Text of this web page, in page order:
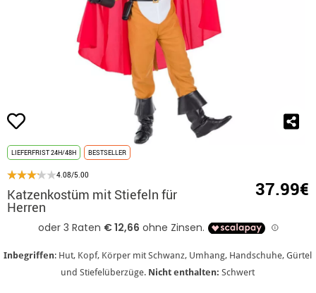
LIEFERFRIST 24H/48H BESTSELLER
4.08/5.00
Katzenkostüm mit Stiefeln für
Herren
37.99€
Inbegriffen: Hut, Kopf, Körper mit Schwanz, Umhang, Handschuhe, Gürtel
und Stiefelüberzüge. Nicht enthalten: Schwert